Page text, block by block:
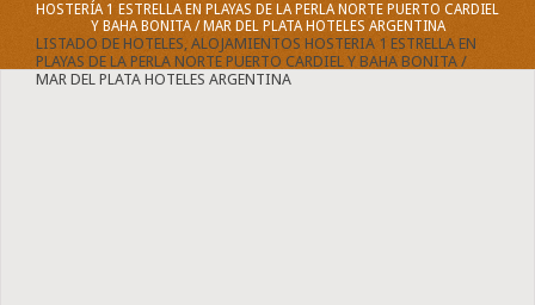
HOSTERÍA 1 ESTRELLA EN PLAYAS DE LA PERLA NORTE PUERTO CARDIEL
Y BAHA BONITA / MAR DEL PLATA HOTELES ARGENTINA
LISTADO DE HOTELES, ALOJAMIENTOS HOSTERIA 1 ESTRELLA EN
PLAYAS DE LA PERLA NORTE PUERTO CARDIEL Y BAHA BONITA /
MAR DEL PLATA HOTELES ARGENTINA